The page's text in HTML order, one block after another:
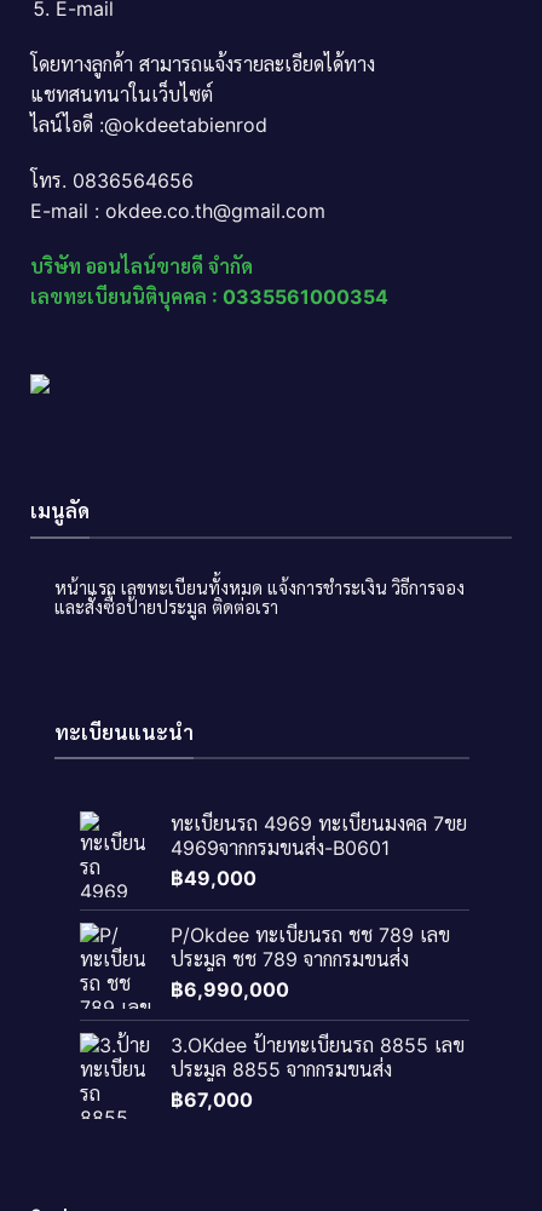
E-mail
โดยทางลูกค้า สามารถแจ้งรายละเอียดได้ทาง
แชทสนทนาในเว็บไซต์
ไลน์ไอดี :@okdeetabienrod
โทร. 0836564656
E-mail : okdee.co.th@gmail.com
บริษัท ออนไลน์ขายดี จำกัด
เลขทะเบียนนิติบุคคล : 0335561000354
เมนูลัด
หน้าแรก เลขทะเบียนทั้งหมด แจ้งการชำระเงิน วิธีการจอง
และสั่งซื้อป้ายประมูล ติดต่อเรา
ทะเบียนแนะนำ
ทะเบียนรถ 4969 ทะเบียนมงคล 7ขย
4969จากกรมขนส่ง-B0601
฿49,000
P/Okdee ทะเบียนรถ ชช 789 เลข
ประมูล ชช 789 จากกรมขนส่ง
฿6,990,000
3.OKdee ป้ายทะเบียนรถ 8855 เลข
ประมูล 8855 จากกรมขนส่ง
฿67,000